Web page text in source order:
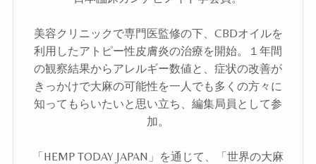
美容クリニックで専門医監修の下、CBDオイルを
利用したアトピー性皮膚炎の治療を開始。１年間
の観察結果からアレルギー数値と、症状の改善が
きっかけで大麻の可能性を一人でも多くの方々に
知ってもらいたいと思い立ち、編集局員として参
加。
「HEMP TODAY JAPAN」を通じて、「世界の大麻